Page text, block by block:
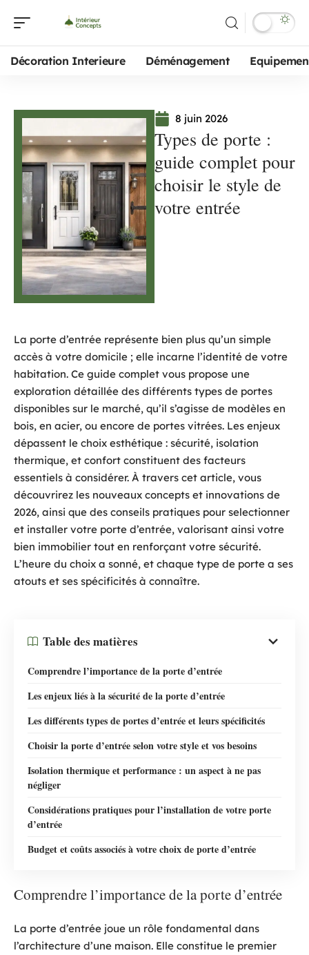
Décoration Interieure Déménagement
8 juin 2026
Types de porte :
guide complet pour
choisir le style de
votre entrée
La porte d’entrée représente bien plus qu’un simple
accès à votre domicile ; elle incarne l’identité de votre
habitation. Ce guide complet vous propose une
exploration détaillée des différents types de portes
disponibles sur le marché, qu’il s’agisse de modèles en
bois, en acier, ou encore de portes vitrées. Les enjeux
dépassent le choix esthétique : sécurité, isolation
thermique, et confort constituent des facteurs
essentiels à considérer. À travers cet article, vous
découvrirez les nouveaux concepts et innovations de
2026, ainsi que des conseils pratiques pour selectionner
et installer votre porte d’entrée, valorisant ainsi votre
bien immobilier tout en renforçant votre sécurité.
L’heure du choix a sonné, et chaque type de porte a ses
atouts et ses spécificités à connaître.
Table des matières
Comprendre l’importance de la porte d’entrée
Les enjeux liés à la sécurité de la porte d’entrée
Les différents types de portes d’entrée et leurs spécificités
Choisir la porte d’entrée selon votre style et vos besoins
Isolation thermique et performance : un aspect à ne pas
négliger
Considérations pratiques pour l’installation de votre porte
d’entrée
Budget et coûts associés à votre choix de porte d’entrée
Comprendre l’importance de la porte d’entrée
La porte d’entrée joue un rôle fondamental dans
l’architecture d’une maison. Elle constitue le premier